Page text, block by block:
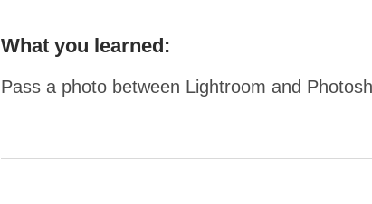
What you learned:
Pass a photo between Lightroom and